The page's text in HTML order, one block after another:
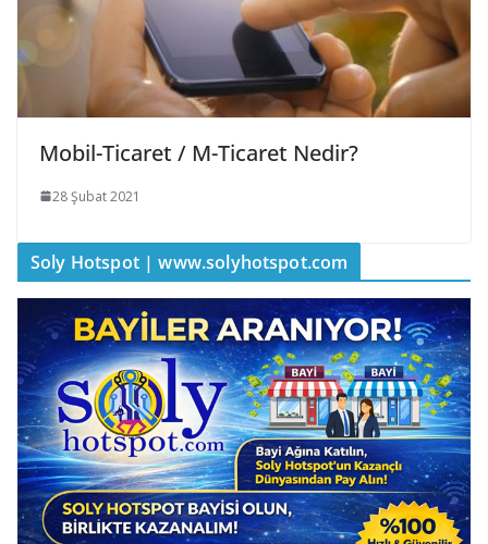
Mobil-Ticaret / M-Ticaret Nedir?
28 Şubat 2021
Soly Hotspot | www.solyhotspot.com